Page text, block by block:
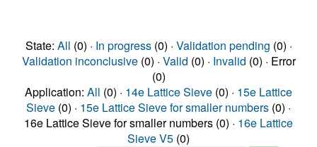
State: All (0) · In progress(0) · Validation pending (0) ·
Validation inconclusive(0) · Valid (0) · Invalid (0) · Error
(0)
Application: All (0) · 14e Lattice Sieve (0) · 15e Lattice
Sieve (0) · 15e Lattice Sieve for smaller numbers (0) ·
16e Lattice Sieve for smaller numbers (0) · 16e Lattice
Sieve V5 (0)